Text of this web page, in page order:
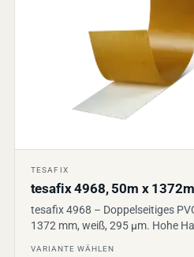
TESAFIX
tesafix 4968, 50m x
tesafix 4968 – Doppelseitiges
1372 mm, weiß, 295 µm. Hohe
VARIANTE WÄHLEN